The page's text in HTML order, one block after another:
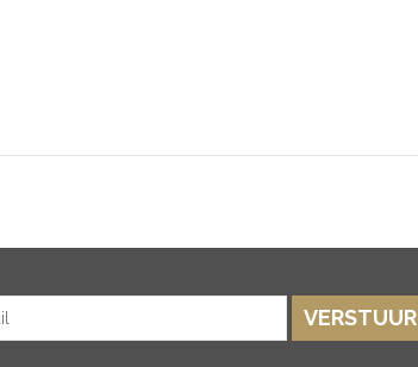
VERSTUUR